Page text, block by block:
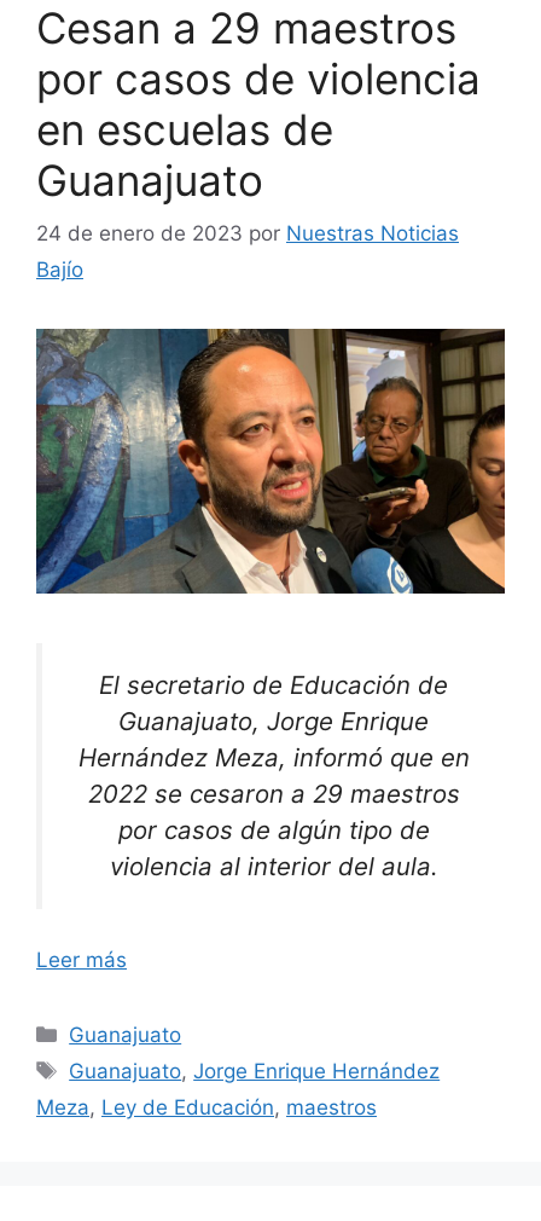
Cesan a 29 maestros
por casos de violencia
en escuelas de
Guanajuato
24 de enero de 2023 por Nuestras Noticias
Bajío
El secretario de Educación de
Guanajuato, Jorge Enrique
Hernández Meza, informó que en
2022 se cesaron a 29 maestros
por casos de algún tipo de
violencia al interior del aula.
Leer más
Categorías
Guanajuato
Etiquetas
Guanajuato,Jorge Enrique Hernández
Meza, Ley de Educación, maestros